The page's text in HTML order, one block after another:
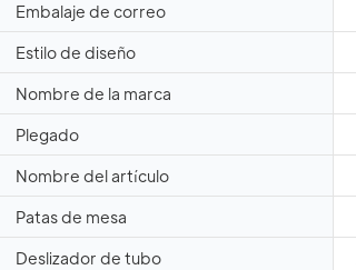
Embalaje de correo
Estilo de diseño
Nombre de la marca
Plegado
Nombre del artículo
Patas de mesa
Deslizador de tubo